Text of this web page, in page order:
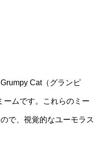
Cat（グランピ
ームです。これらのミー
で、視覚的なユーモラス